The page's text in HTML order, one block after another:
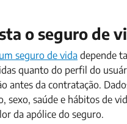
o seguro de
seguro de vida depende
quanto do perfil do
antes da contratação.
sexo, saúde e hábitos de
da apólice do seguro.